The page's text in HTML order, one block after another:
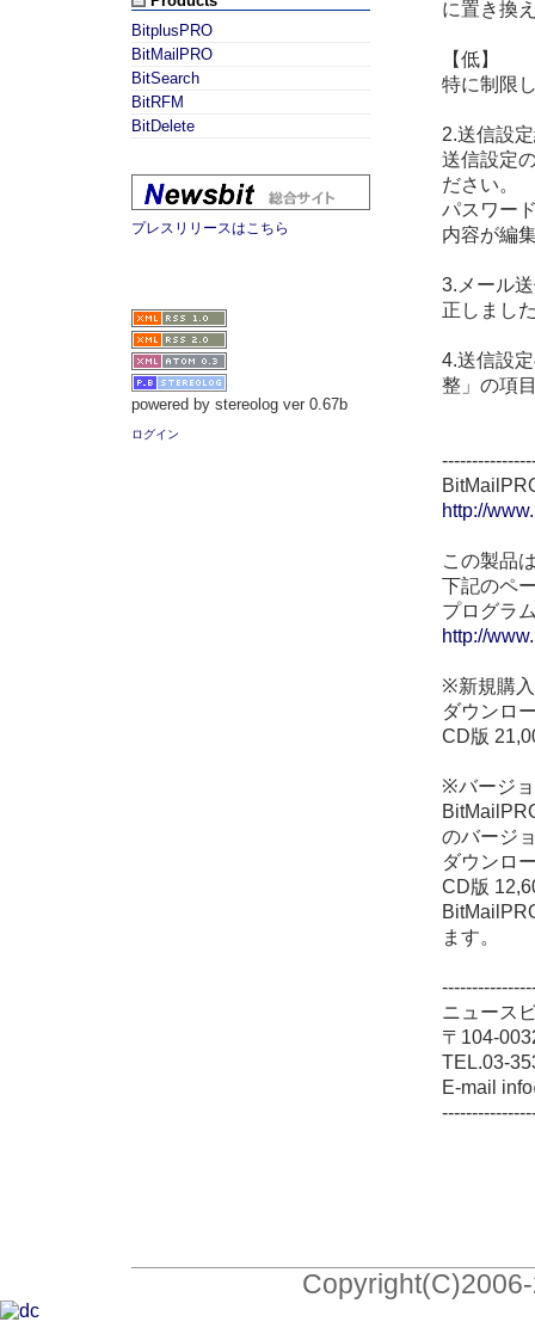
に置き換
【低】
特に制限
2.送信設
送信設定
ださい。
パスワー
内容が編
3.メール
正しまし
4.送信設
整」の項
http://
この製品
下記のペ
プログラ
http://
※新規購
ダウンロ
CD版
※バージ
のバージ
ダウンロ
CD版
ます。
ニュース
〒104-
TEL.03-
E-mail
BitplusPRO
BitMailPRO
BitSearch
BitRFM
BitDelete
プレスリリースはこちら
powered by stereolog ver 0.67b
ログイン